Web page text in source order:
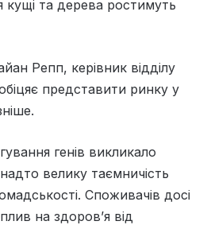
та дерева ростимуть
Репп, керівник відділу
представити ринку у
генів викликало
велику таємничість
Споживачів досі
на здоров’я від